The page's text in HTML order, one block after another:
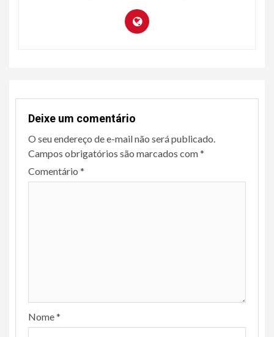
Deixe um comentário
O seu endereço de e-mail não será publicado.
Campos obrigatórios são marcados com*
Comentário *
Nome*